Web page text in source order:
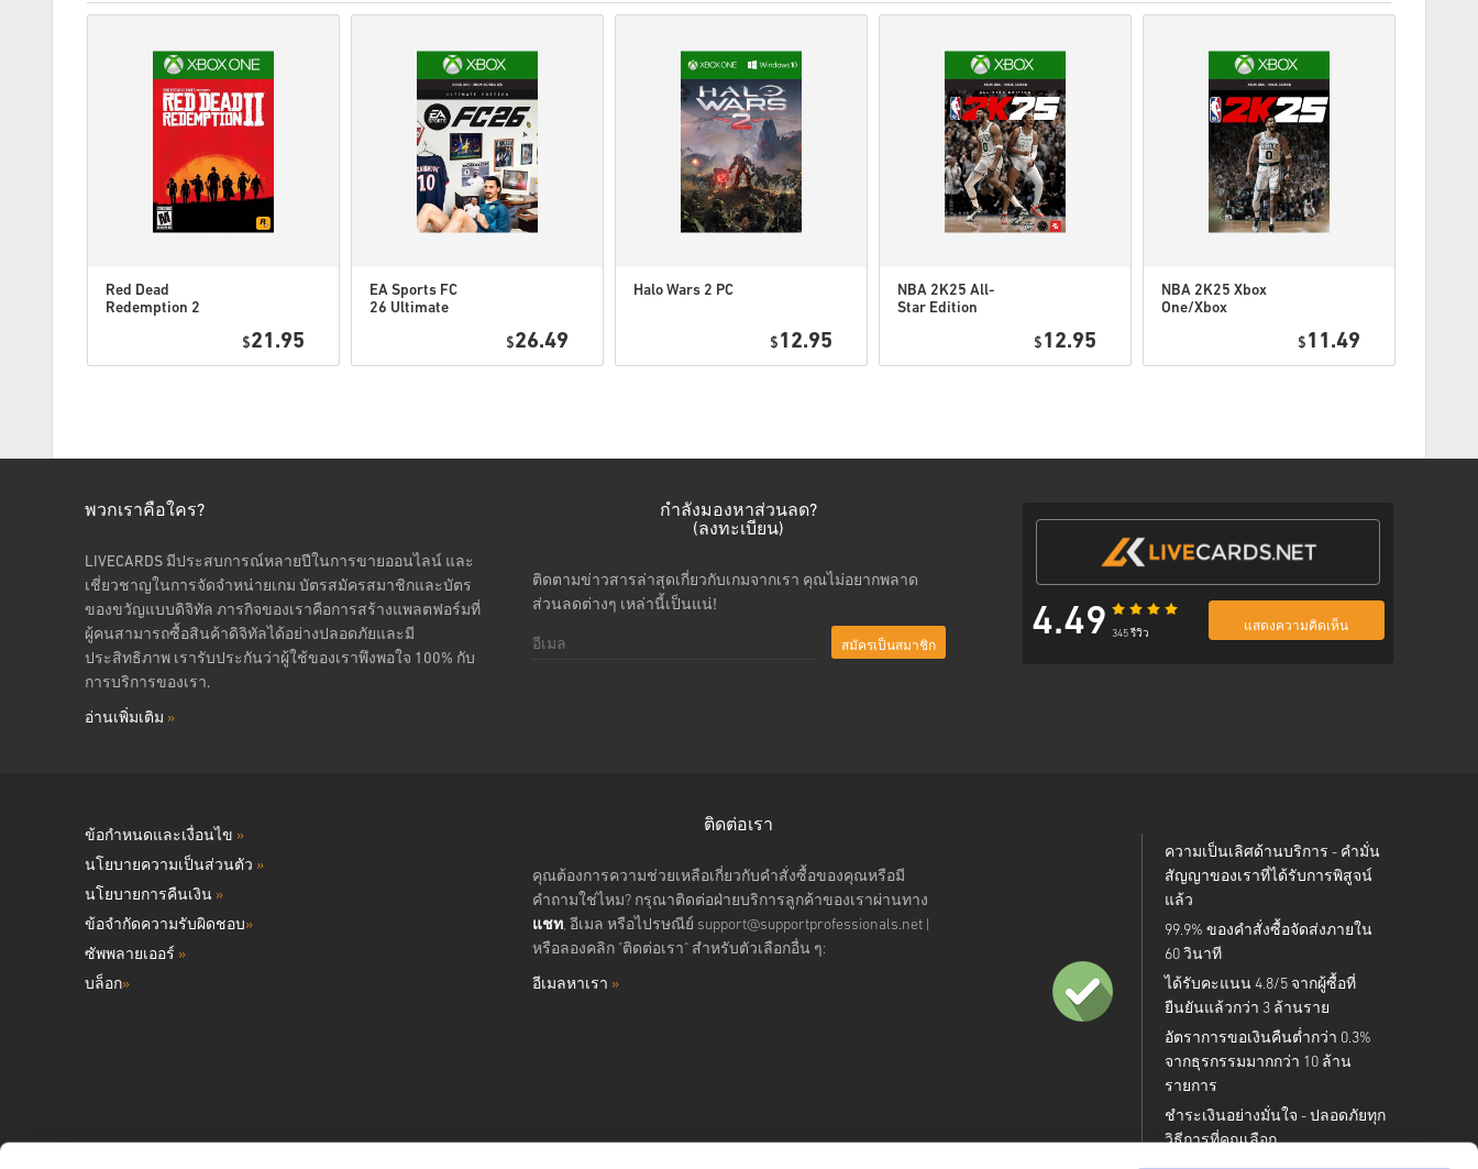
ดูคู่มือสั้น ๆ ด้านบน หรือทำตามขั้นตอนด้านล่าง 👇
• เลือกสินค้า
• ดำเนินการสั่งซื้อให้เสร็จ
หลังจากนั้น คุณจะได้รับอีเมลพร้อมลิงก์ที่ปลอดภัยเพื่อเข้าถึงโค้ดของคุณ
เนื้อหาที่ดาวน์โหลดได้หรือผลิตภัณฑ์ DLC - คุณต้องมีเกมต้นฉบับจึงจะเล่น
สำหรับบางผลิตภัณฑ์ คุณอาจจะได้รับรหัสมากกว่าหนึ่งรหัส
Red Dead
Redemption 2
$21.95
EA Sports FC
26 Ultimate
Series X|S
$26.49
Halo Wars 2 PC
$ 12.95
NBA 2K25 All-
Star Edition
$ 12.95
NBA 2K25 Xbox
One/Xbox
$ 11.49
พวกเราคือใคร?
LIVECARDS มีประสบการณ์หลายปีในการขายออนไลน์ และ
เชี่ยวชาญในการจัดจำหน่ายเกม บัตรสมัครสมาชิกและบัตร
ของขวัญแบบดิจิทัล ภารกิจของเราคือการสร้างแพลตฟอร์มที่
ผู้คนสามารถซื้อสินค้าดิจิทัลได้อย่างปลอดภัยและมี
ประสิทธิภาพ เรารับประกันว่าผู้ใช้ของเราพึงพอใจ 100% กับ
การบริการของเรา.
อ่านเพิ่มเติม »
กำลังมองหาส่วนลด?
(ลงทะเบียน)
ติดตามข่าวสารล่าสุดเกี่ยวกับเกมจากเรา คุณไม่อยากพลาด
ส่วนลดต่างๆ เหล่านี้เป็นแน่!
สมัครเป็นสมาชิก
4.49 345 รีวิว
แสดงความคิดเห็น
ข้อกำหนดและเงื่อนไข »
นโยบายความเป็นส่วนตัว »
นโยบายการคืนเงิน »
ข้อจำกัดความรับผิดชอบ»
ซัพพลายเออร์ »
บล็อก»
ติดต่อเรา
คุณต้องการความช่วยเหลือเกี่ยวกับคำสั่งซื้อของคุณหรือมี
คำถามใช่ไหม? กรุณาติดต่อฝ่ายบริการลูกค้าของเราผ่านทาง
แชท, อีเมล หรือไปรษณีย์ support@supportprofessionals.net|
หรือลองคลิก "ติดต่อเรา" สำหรับตัวเลือกอื่น ๆ:
อีเมลหาเรา »
ความเป็นเลิศด้านบริการ - คำมั่น
สัญญาของเราที่ได้รับการพิสูจน์
แล้ว
99.9% ของคำสั่งซื้อจัดส่งภายใน
60 วินาที
ได้รับคะแนน 4.8/5 จากผู้ซื้อที่
ยืนยันแล้วกว่า 3 ล้านราย
อัตราการขอเงินคืนต่ำกว่า 0.3%
จากธุรกรรมมากกว่า 10 ล้าน
รายการ
ชำระเงินอย่างมั่นใจ - ปลอดภัยทุก
วิธีการที่คุณเลือก